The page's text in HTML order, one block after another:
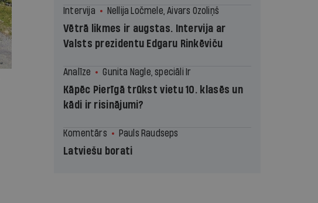
Intervija Nellija Ločmele, Aivars Ozoliņš
Vētrā likmes ir augstas. Intervija ar
Valsts prezidentu Edgaru Rinkēviču
Analīze Gunita Nagle, speciāli Ir
Kāpēc Pierīgā trūkst vietu 10. klasēs un
kādi ir risinājumi?
Komentārs Pauls Raudseps
Latviešu borati